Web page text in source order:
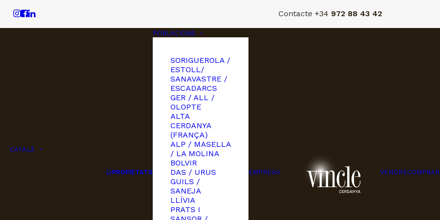
Contacte +34 972 88 43 42
CATALÀ
PROPIETATS
POBLACIONS
SORIGUEROLA /
ESTOLL/
SANAVASTRE /
ESCADARCS
GER / ALL /
OLOPTE
ALTA
CERDANYA
(FRANÇA)
ALP / MASELLA
/ LA MOLINA
BOLVIR
DAS / URUS
GUILS /
SANEJA
LLÍVIA
PRATS I
EMPRESA VENDRECOMPRAR